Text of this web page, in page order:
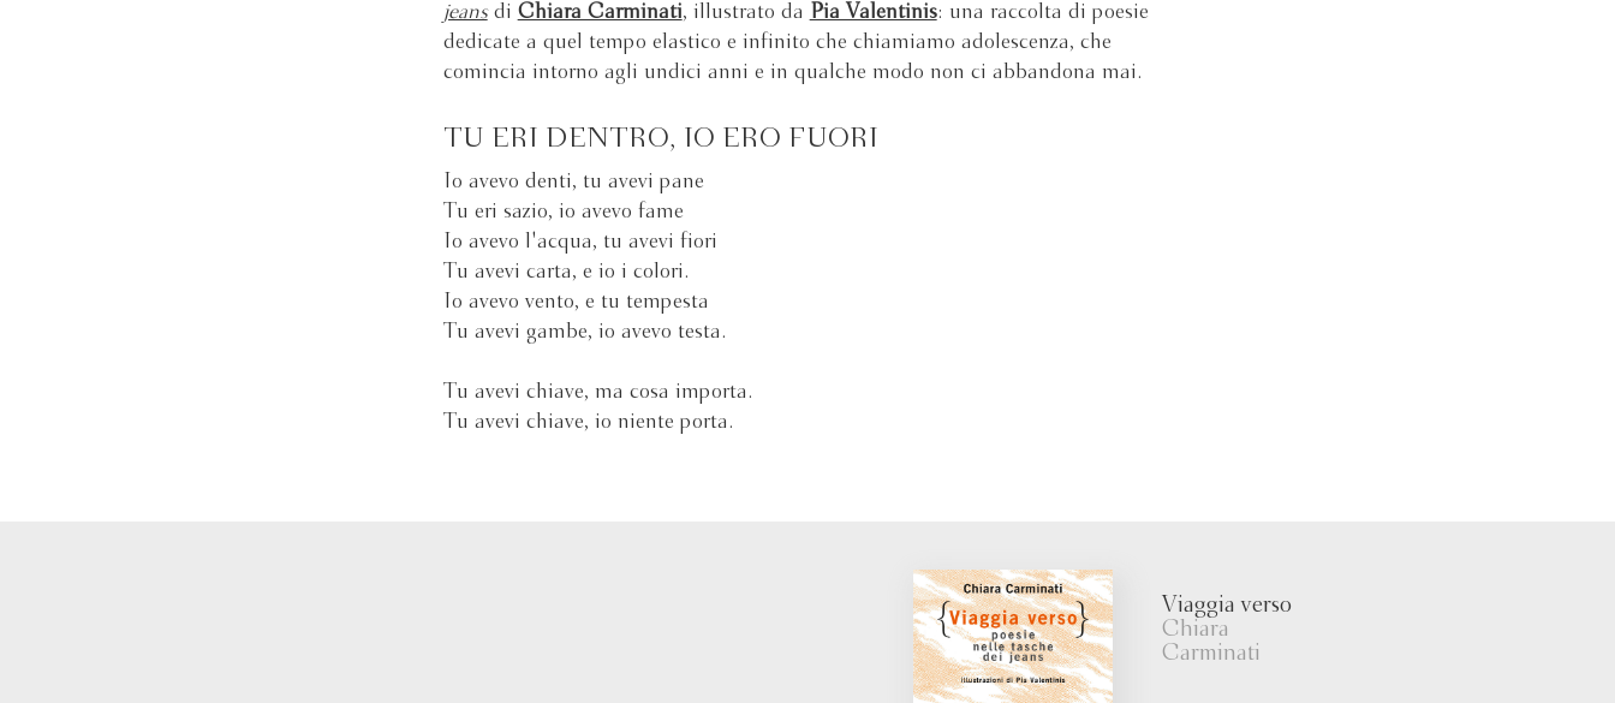
jeansdi Chiara Carminati, illustrato da Pia Valentinis: una raccolta di poesie
dedicate a quel tempo elastico e infinito che chiamiamo adolescenza, che
comincia intorno agli undici anni e in qualche modo non ci abbandona mai.
TU ERI DENTRO, IO ERO FUORI
Io avevo denti, tu avevi pane
Tu eri sazio, io avevo fame
Io avevo l'acqua, tu avevi fiori
Tu avevi carta, e io i colori.
Io avevo vento, e tu tempesta
Tu avevi gambe, io avevo testa.
Tu avevi chiave, ma cosa importa.
Tu avevi chiave, io niente porta.
Viaggia verso
Chiara
Carminati